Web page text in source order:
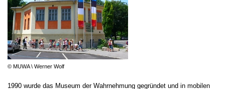
© MUWA \ Werner Wolf
1990 wurde das Museum der Wahrnehmung gegründet und in mobilen